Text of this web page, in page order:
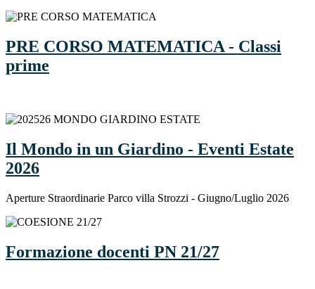
PRE CORSO MATEMATICA - Classi
prime
Il Mondo in un Giardino - Eventi Estate
2026
Aperture Straordinarie Parco villa Strozzi - Giugno/Luglio 2026
Formazione docenti PN 21/27